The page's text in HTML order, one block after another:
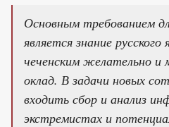
Основным требованием
является знание русского
чеченским желательно
оклад. В задачи новых
входить сбор и анализ
экстремистах и